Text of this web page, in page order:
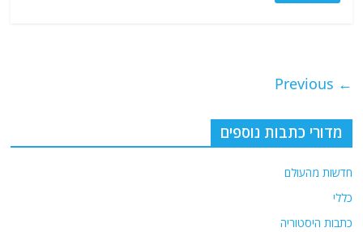
← Previous
מדורי כתבות נוספים
חדשות מהעולם
כללי
כתבות היסטוריה